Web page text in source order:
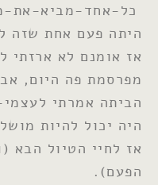
כל-אחד-מביא-
היתה פעם אחת שזה
אז אומנם לא ארזתי
מפרסמת פה היום,
הביתה אמרתי
היה יכול להיות
אז לחיי הטיול הבא
הפעם).